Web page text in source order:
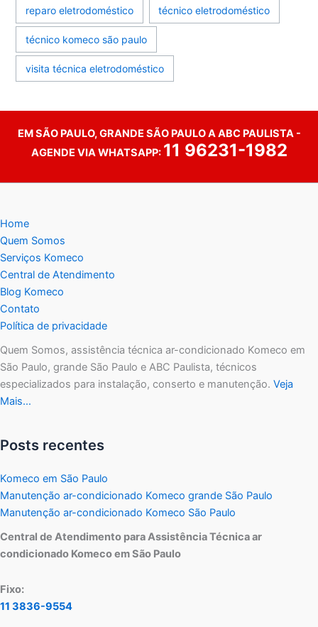
reparo eletrodoméstico técnico eletrodoméstico
técnico komeco são paulo
visita técnica eletrodoméstico
EM SÃO PAULO, GRANDE SÃO PAULO A ABC PAULISTA -
AGENDE VIA WHATSAPP: 11 96231-1982
Home
Quem Somos
Serviços Komeco
Central de Atendimento
Blog Komeco
Contato
Política de privacidade
Quem Somos, assistência técnica ar-condicionado Komeco em
São Paulo, grande São Paulo e ABC Paulista, técnicos
especializados para instalação, conserto e manutenção. Veja
Mais…
Posts recentes
Komeco em São Paulo
Manutenção ar-condicionado Komeco grande São Paulo
Manutenção ar-condicionado Komeco São Paulo
Central de Atendimento para Assistência Técnica ar
condicionado Komeco em São Paulo
Fixo:
11 3836-9554